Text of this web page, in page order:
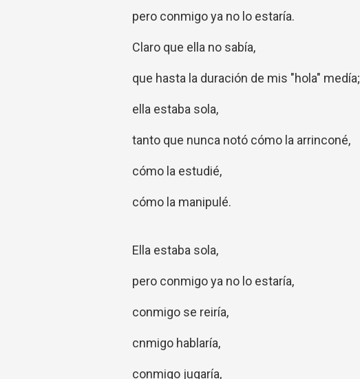
pero conmigo ya no lo estaría.
Claro que ella no sabía,
que hasta la duración de mis "hola" medía;
ella estaba sola,
tanto que nunca notó cómo la arrinconé,
cómo la estudié,
cómo la manipulé.
Ella estaba sola,
pero conmigo ya no lo estaría,
conmigo se reiría,
cnmigo hablaría,
conmigo jugaría,